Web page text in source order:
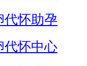
代怀助孕
代怀中心